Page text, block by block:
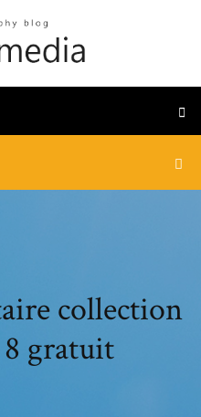
collection
gratuit